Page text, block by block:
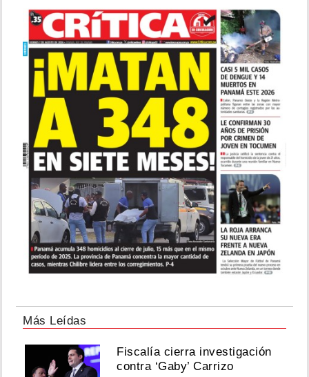
Más Leídas
Fiscalía cierra investigación
contra ‘Gaby’ Carrizo